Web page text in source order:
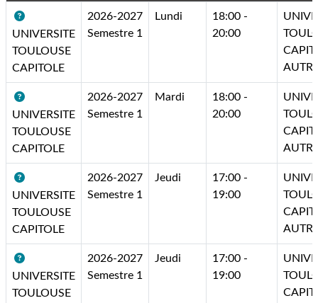
UNIVERSITE
TOULOUSE
CAPITOLE
2026-2027
Semestre 1
Lundi
18:00 -
20:00
UNIVERSITE
TOULOUSE
CAPITOLE
2026-2027
Semestre 1
Mardi
18:00 -
20:00
UNIVERSITE
TOULOUSE
CAPITOLE
2026-2027
Semestre 1
Jeudi
17:00 -
19:00
UNIVERSITE
TOULOUSE
2026-2027
Semestre 1
Jeudi
17:00 -
19:00